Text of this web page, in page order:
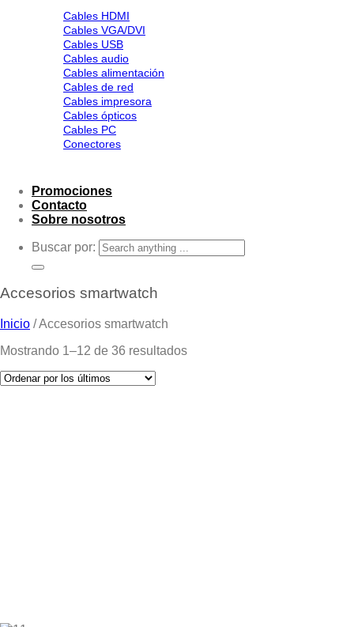
Cables HDMI
Cables VGA/DVI
Cables USB
Cables audio
Cables alimentación
Cables de red
Cables impresora
Cables ópticos
Cables PC
Conectores
Promociones
Contacto
Sobre nosotros
Buscar por:
Accesorios smartwatch
Inicio /Accesorios smartwatch
Mostrando 1–12 de 36 resultados